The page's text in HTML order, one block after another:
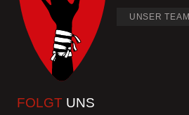
UNSER TEAM
FOLGT UNS